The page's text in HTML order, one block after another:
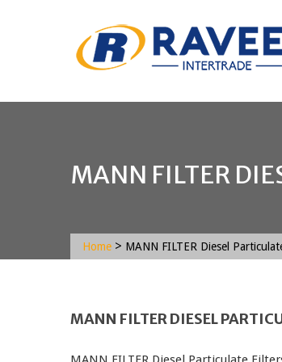
MANN FILTER
Home > MANN FILTER Diesel
MANN FILTER DIESEL